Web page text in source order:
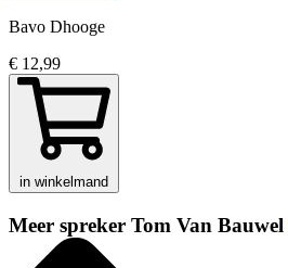
Bavo Dhooge
€ 12,99
in winkelmand
Meer spreker Tom Van Bauwel